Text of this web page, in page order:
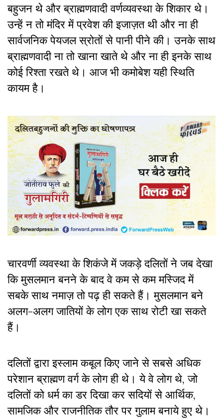
बहुजन थे और ब्राह्मणवादी वर्णव्यवस्था के शिकार थे।
उन्हें न तो मंदिर में प्रवेश की इजाज़त थी और ना ही
सार्वजनिक पेयजल स्रोतों से पानी पीने की। उनके साथ
ब्राह्मणवादी ना तो खाना खाते थे और ना ही इनके साथ
कोई रिश्ता रखते थे। आज भी कमोबेश यही स्थिति
कायम है।
चारवर्णी व्यवस्था के शिकंजे में जकड़े दलितों ने जब देखा
कि मुसलमान बनने के बाद वे कम से कम मस्जिद में
सबके साथ नमाज़ तो पढ़ ही सकते हैं। मुसलमान बने
अलग-अलग जातियों के लोग एक साथ रोटी खा सकते
हैं।
दलितों द्वारा इस्लाम कबूल किए जाने से सबसे अधिक
परेशान ब्राह्मण वर्ग के लोग ही थे। ये वे लोग थे, जो
दलितों को धर्म का डर दिखा कर सदियों से आर्थिक,
सामजिक और राजनीतिक तौर पर गुलाम बनाये हुए थे।